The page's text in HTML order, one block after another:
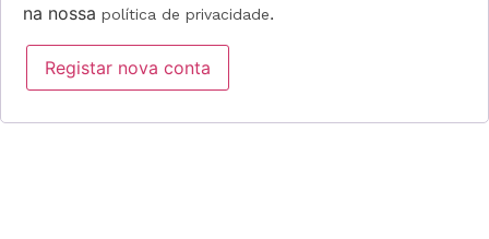
na nossa política de privacidade.
Registar nova conta